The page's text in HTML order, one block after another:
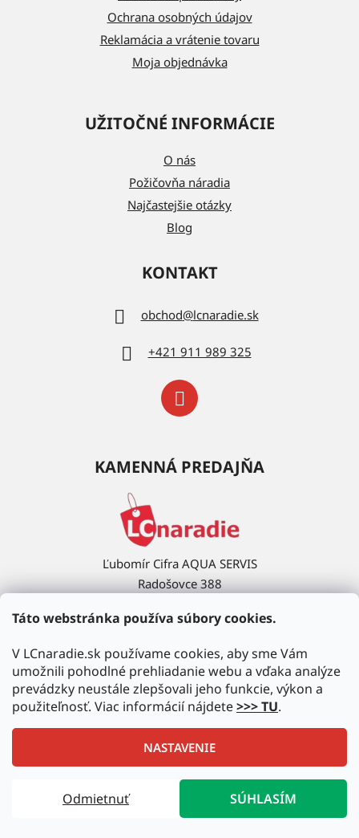
Táto webstránka používa súbory cookies.
V LCnaradie.sk používame cookies, aby sme Vám
umožnili pohodlné prehliadanie webu a vďaka analýze
prevádzky neustále zlepšovali jeho funkcie, výkon a
použiteľnosť. Viac informácií nájdete>>> TU.
NASTAVENIE
Odmietnuť SÚHLASÍM
Ochrana osobných údajov
Reklamácia a vrátenie tovaru
Moja objednávka
UŽITOČNÉ INFORMÁCIE
O nás
Požičovňa náradia
Najčastejšie otázky
Blog
KONTAKT
obchod@lcnaradie.sk
+421 911 989 325
KAMENNÁ PREDAJŇA
Ľubomír Cifra AQUA SERVIS
Radošovce 388
Upravil Balkys
Copyright 2026LCnaradie.sk
. Všetky práva vyhradené.
Upraviť nastavenie cookies